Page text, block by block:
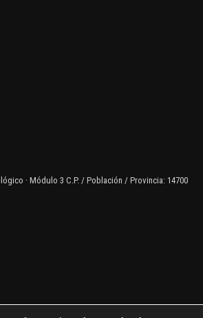
· Módulo 3 C.P. / Población / Provincia: 14700